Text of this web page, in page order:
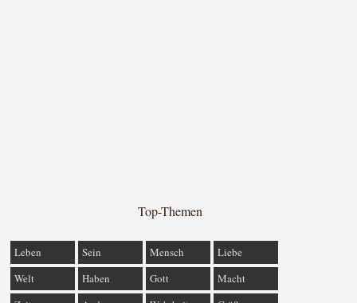
Top-Themen
Leben Sein Mensch
Liebe
Welt
Haben Gott
Macht